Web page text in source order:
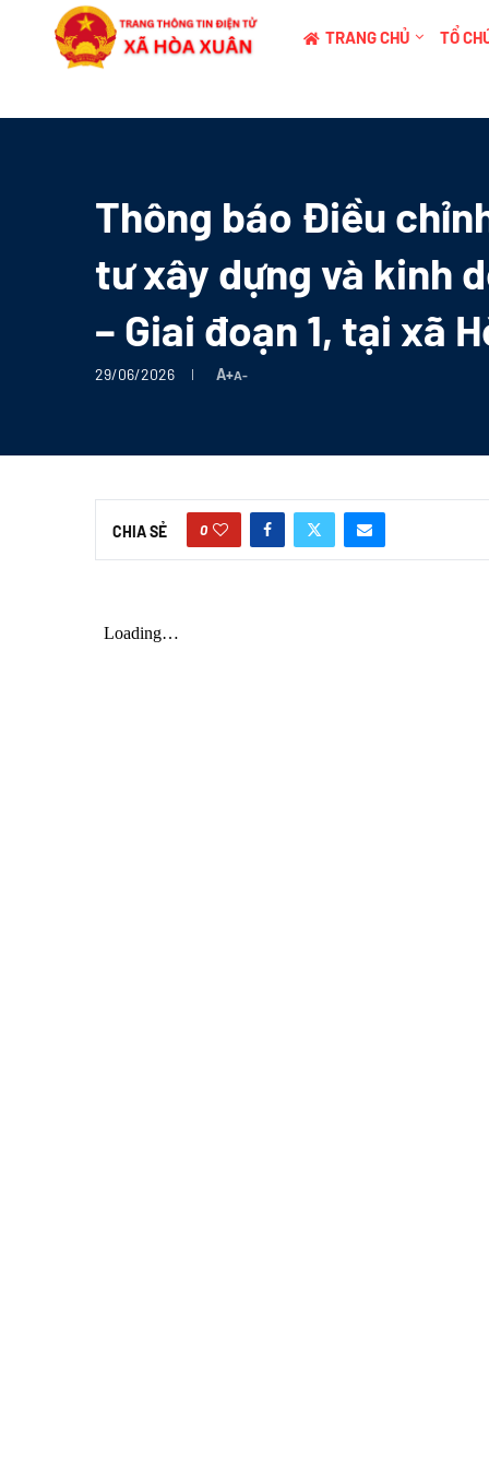
TRANG CHỦ TỔ
Thông báo Điều
tư xây dựng và kinh
– Giai đoạn 1, tại xã
29/06/2026 A+A-
CHIA SẺ 0